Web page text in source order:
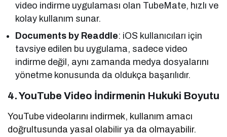
video indirme uygulaması olan TubeMate, hızlı ve
kolay kullanım sunar.
Documents by Readdle: iOS kullanıcıları için
tavsiye edilen bu uygulama, sadece video
indirme değil, aynı zamanda medya dosyalarını
yönetme konusunda da oldukça başarılıdır.
4. YouTube Video İndirmenin Hukuki Boyutu
YouTube videolarını indirmek, kullanım amacı
doğrultusunda yasal olabilir ya da olmayabilir.